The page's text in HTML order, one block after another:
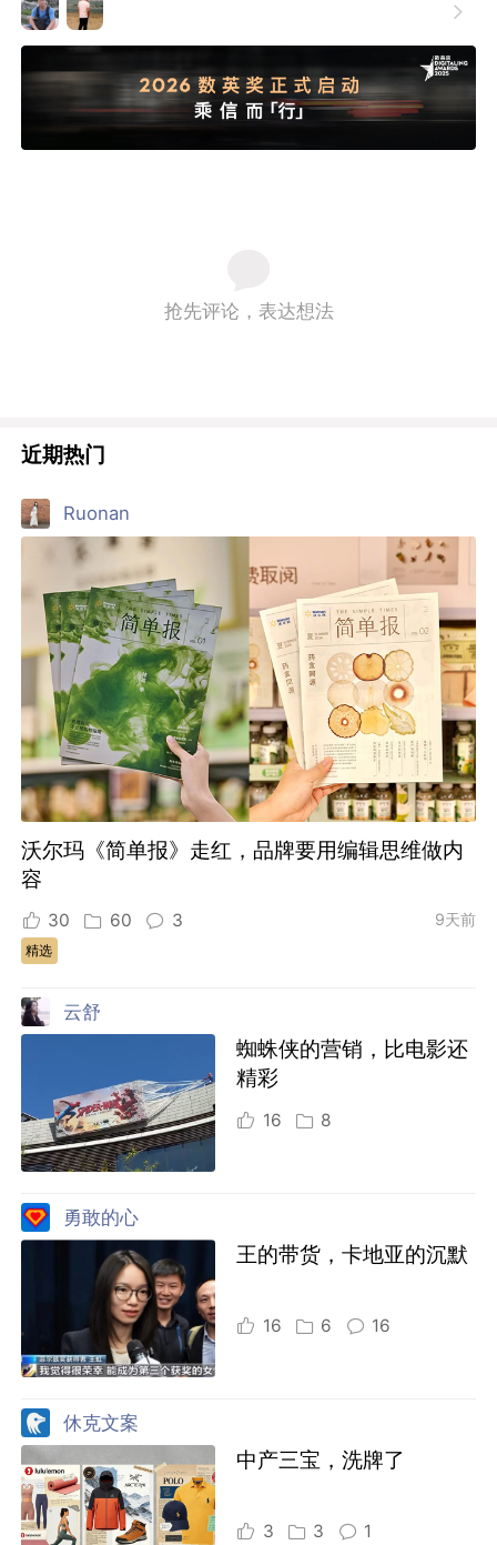

抢先评论，表达想法
近期热门
Ruonan
沃尔玛《简单报》走红，品牌要用编辑思维做内
容
30 60 3 9天前
精选
云舒
蜘蛛侠的营销，比电影还
精彩
16 8
勇敢的心
王的带货，卡地亚的沉默
16 6 16
休克文案
中产三宝，洗牌了
3 3 1